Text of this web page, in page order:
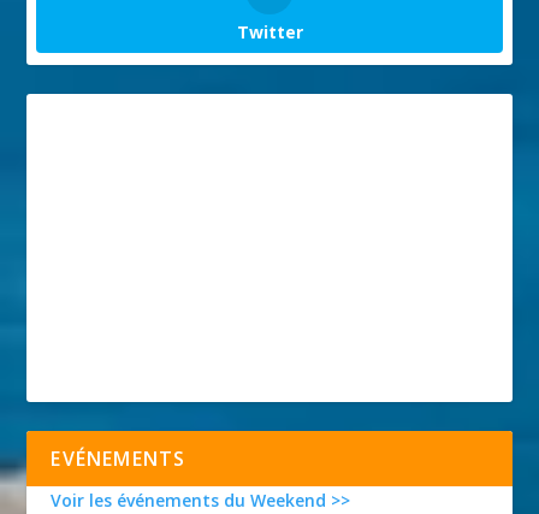
Twitter
EVÉNEMENTS
Voir les événements du Weekend >>